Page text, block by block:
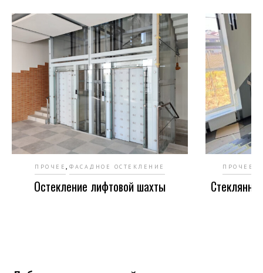
ПРОЧЕЕ ,ФАСАДНОЕ ОСТЕКЛЕНИЕ
Остекление лифтовой шахты
ПРОЧЕЕ